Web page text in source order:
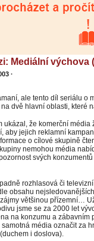
Mediální výchova
·
ale tento díl seriálu o
dvě hlavní oblasti, které
ukázal, že komerční
aby jejich reklamní
o cílové skupině
nemohou média
svých
rozhlasová či
obsahu
většinou přízemní…
jsme se za 2000 let
na konzumu a zábavním
média označit za
i doslova).